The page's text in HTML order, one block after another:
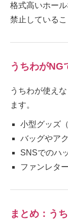
格式高いホー
禁止しているこ
うちわがNG
うちわが使え
ます。
小型グッズ
バッグやア
SNSでのハ
ファンレタ
まとめ：う